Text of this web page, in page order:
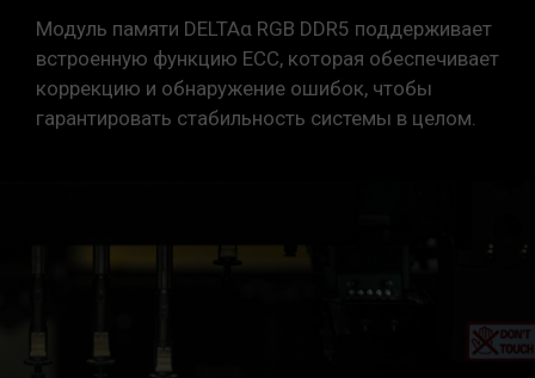
Модуль памяти DELTAα RGB DDR5 поддерживает
встроенную функцию ECC, которая обеспечивает
коррекцию и обнаружение ошибок, чтобы
гарантировать стабильность системы в целом.